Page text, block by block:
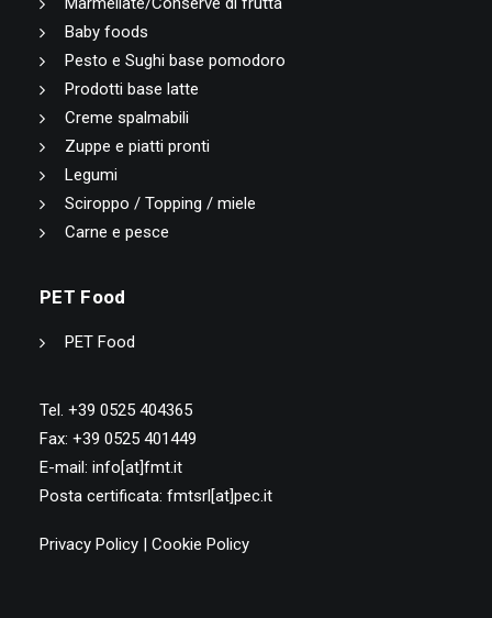
Baby foods
Pesto e Sughi base pomodoro
Prodotti base latte
Creme spalmabili
Zuppe e piatti pronti
Legumi
Sciroppo / Topping / miele
Carne e pesce
PET Food
PET Food
Tel. +39 0525 404365
Fax: +39 0525 401449
E-mail: info[at]fmt.it
Posta certificata: fmtsrl[at]pec.it
Privacy Policy | Cookie Policy